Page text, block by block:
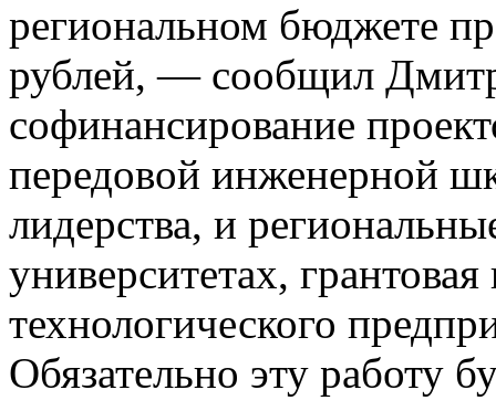
региональном бюджете
рублей, — сообщил
софинансирование
передовой инженерной
лидерства, и
университетах,
технологического
Обязательно эту работу